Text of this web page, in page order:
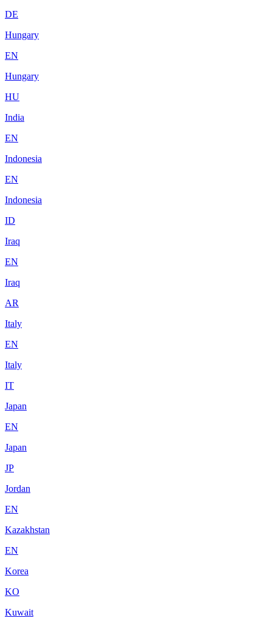
DE
Hungary
EN
Hungary
HU
India
EN
Indonesia
EN
Indonesia
ID
Iraq
EN
Iraq
AR
Italy
EN
Italy
IT
Japan
EN
Japan
JP
Jordan
EN
Kazakhstan
EN
Korea
KO
Kuwait